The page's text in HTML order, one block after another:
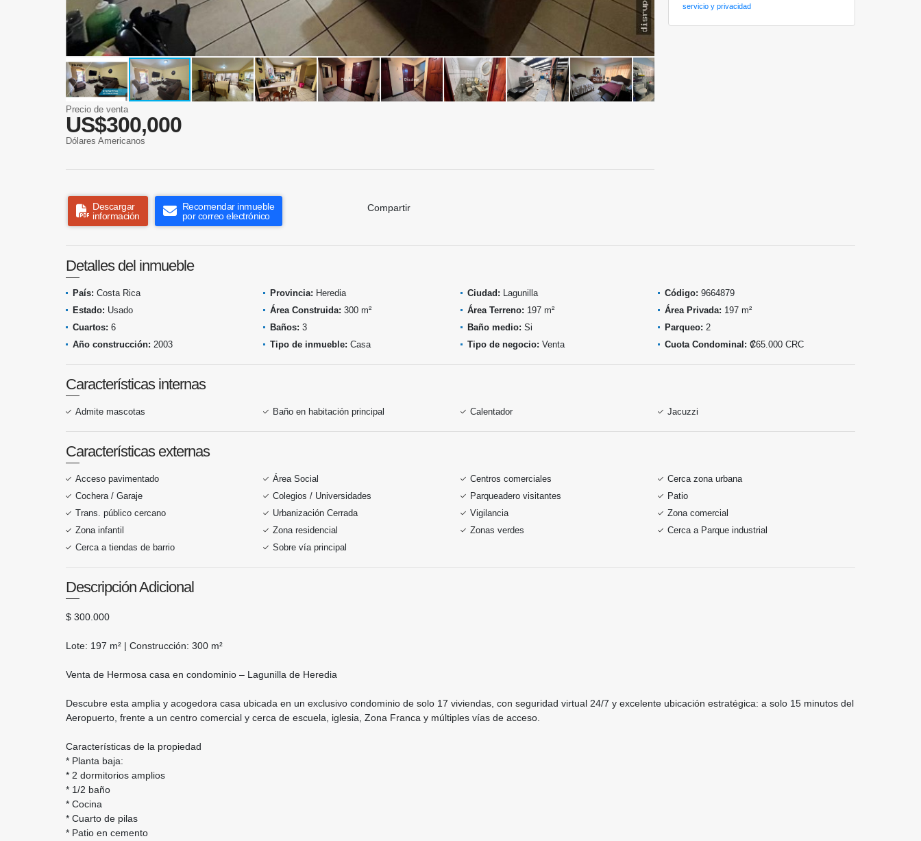
Precio de venta
US$300,000
Dólares Americanos
Descargar
información
Recomendar inmueble
por correo electrónico
Compartir
servicio y privacidad
Detalles del inmueble
País: Costa Rica Provincia: Heredia Ciudad: Lagunilla Código: 9664879
Estado: Usado Área Construida: 300 m² Área Terreno: 197 m² Área Privada: 197 m²
Cuartos: 6 Baños: 3 Baño medio: Si Parqueo: 2
Año construcción: 2003 Tipo de inmueble: Casa Tipo de negocio: Venta Cuota Condominal: ₡65.000 CRC
Características internas
Admite mascotas Baño en habitación principal Calentador Jacuzzi
Características externas
Acceso pavimentado Área Social Centros comerciales
Cerca zona urbana
Cochera / Garaje
Colegios / Universidades Parqueadero visitantes
Patio
Trans. público cercano
Urbanización Cerrada Vigilancia
Zona comercial
Zona infantil
Zona residencial Zonas verdes
Cerca a Parque industrial
Cerca a tiendas de barrio
Sobre vía principal
Descripción Adicional
$ 300.000
Lote: 197 m² | Construcción: 300 m²
Venta de Hermosa casa en condominio – Lagunilla de Heredia
Descubre esta amplia y acogedora casa ubicada en un exclusivo condominio de solo 17 viviendas, con seguridad virtual 24/7 y excelente ubicación estratégica: a solo 15 minutos del
Aeropuerto, frente a un centro comercial y cerca de escuela, iglesia, Zona Franca y múltiples vías de acceso.
Características de la propiedad
* Planta baja:
* 2 dormitorios amplios
* 1/2 baño
* Cocina
* Cuarto de pilas
* Patio en cemento